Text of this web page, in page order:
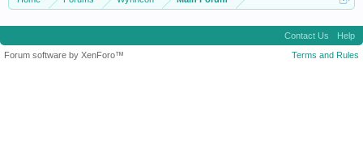
Contact Us
Help
Terms and Rules
Forum software by XenForo™